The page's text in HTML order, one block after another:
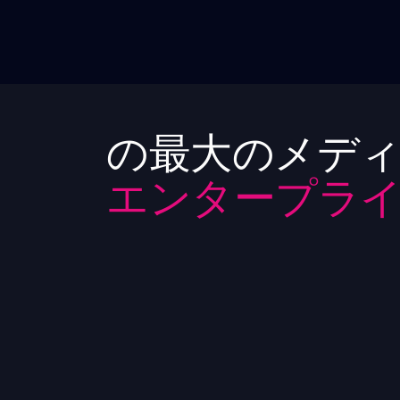
の最大のメデ
エンタープラ